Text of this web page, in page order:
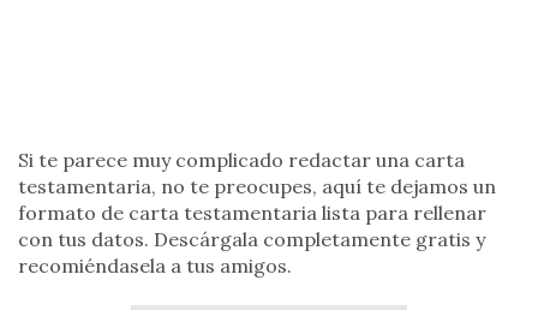
Si te parece muy complicado redactar una carta
testamentaria, no te preocupes, aquí te dejamos un
formato de carta testamentaria lista para rellenar
con tus datos. Descárgala completamente gratis y
recomiéndasela a tus amigos.